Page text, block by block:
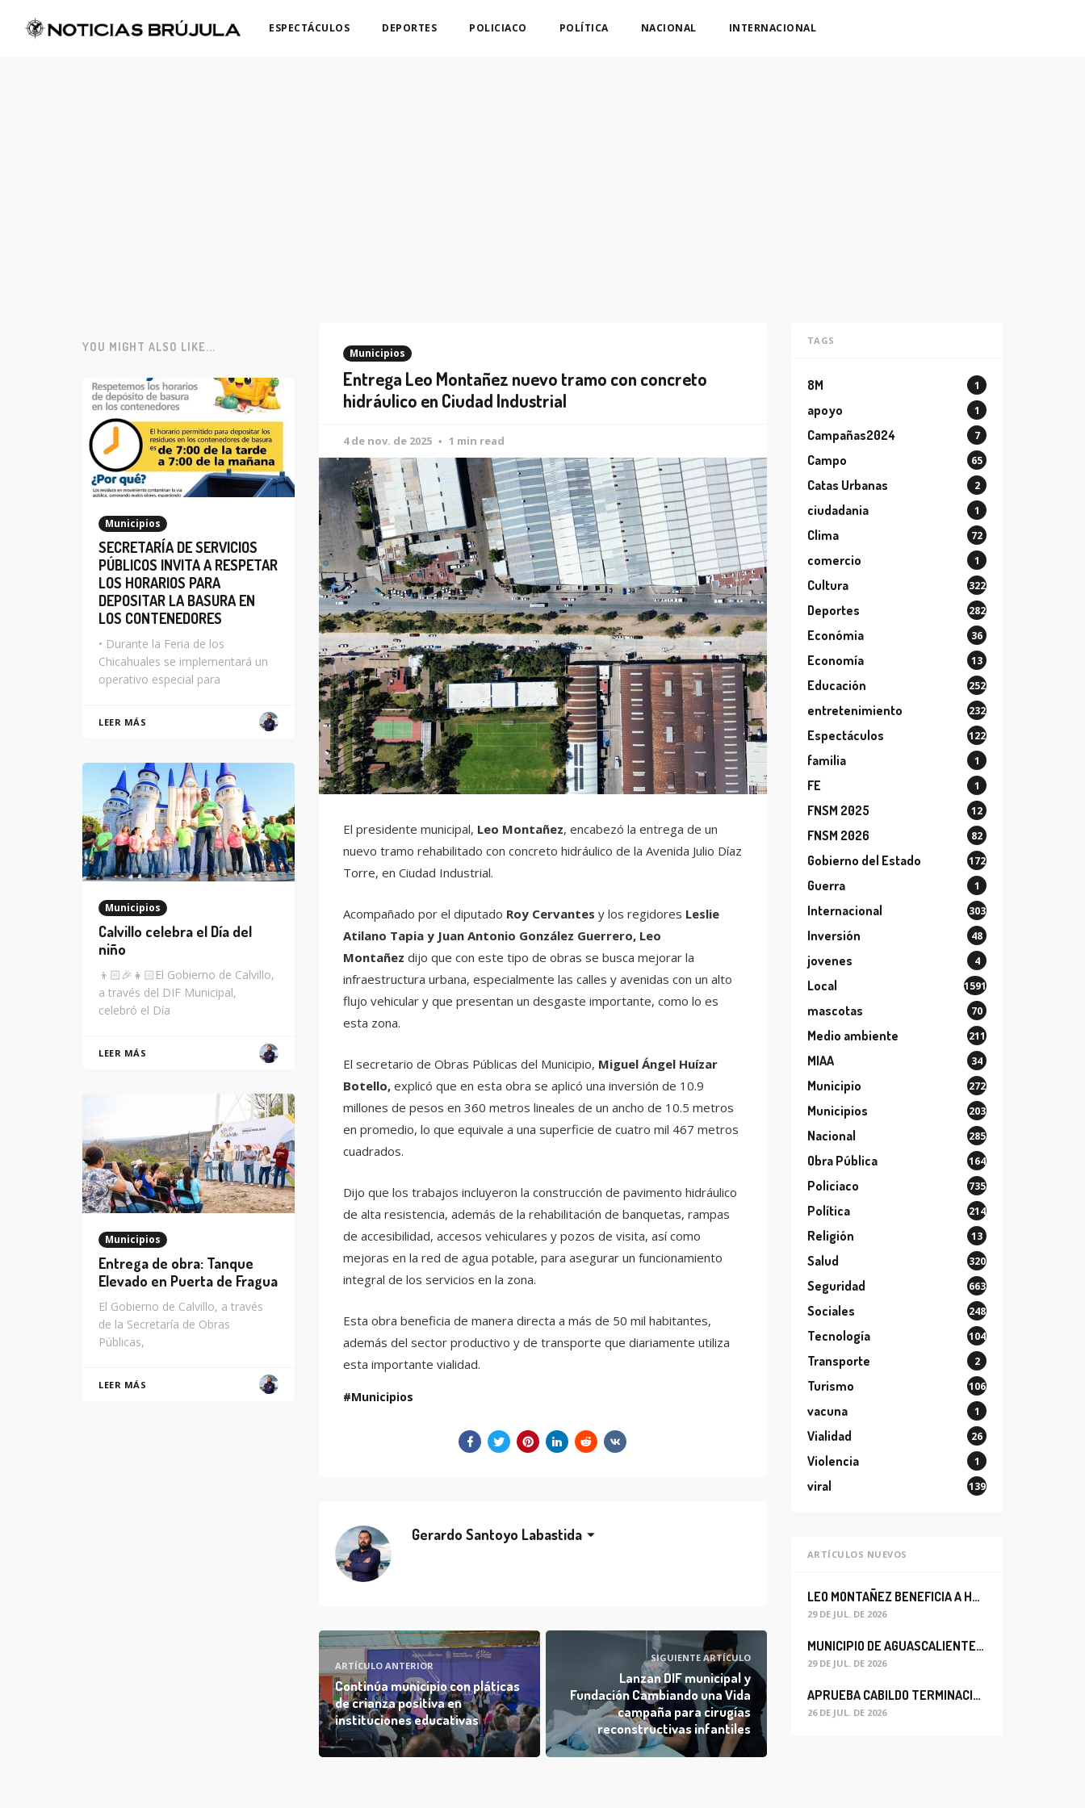
ESPECTÁCULOS DEPORTES POLICIACO POLÍTICA NACIONAL INTERNACIONAL
Municipios
Entrega Leo Montañez nuevo tramo con concreto
hidráulico en Ciudad Industrial
4 de nov. de 2025 1 min read
El presidente municipal, Leo Montañez, encabezó la entrega de un
nuevo tramo rehabilitado con concreto hidráulico de la Avenida Julio Díaz
Torre, en Ciudad Industrial.
Acompañado por el diputado Roy Cervantes y los regidores Leslie
Atilano Tapia y Juan Antonio González Guerrero, Leo
Montañez dijo que con este tipo de obras se busca mejorar la
infraestructura urbana, especialmente las calles y avenidas con un alto
flujo vehicular y que presentan un desgaste importante, como lo es
esta zona.
El secretario de Obras Públicas del Municipio, Miguel Ángel Huízar
Botello,explicó que en esta obra se aplicó una inversión de 10.9
millones de pesos en 360 metros lineales de un ancho de 10.5 metros
en promedio, lo que equivale a una superficie de cuatro mil 467 metros
cuadrados.
Dijo que los trabajos incluyeron la construcción de pavimento hidráulico
de alta resistencia, además de la rehabilitación de banquetas, rampas
de accesibilidad, accesos vehiculares y pozos de visita, así como
mejoras en la red de agua potable, para asegurar un funcionamiento
integral de los servicios en la zona.
Esta obra beneficia de manera directa a más de 50 mil habitantes,
además del sector productivo y de transporte que diariamente utiliza
esta importante vialidad.
Municipios
Gerardo Santoyo Labastida
ARTÍCULO ANTERIOR
Continúa municipio con pláticas
de crianza positiva en
instituciones educativas
SIGUIENTE ARTÍCULO
Lanzan DIF municipal y
Fundación Cambiando una Vida
campaña para cirugías
reconstructivas infantiles
YOU MIGHT ALSO LIKE...
Municipios
SECRETARÍA DE SERVICIOS
PÚBLICOS INVITA A RESPETAR
LOS HORARIOS PARA
DEPOSITAR LA BASURA EN
LOS CONTENEDORES
• Durante la Feria de los
Chicahuales se implementará un
operativo especial para
LEER MÁS
Municipios
Calvillo celebra el Día del
niño
👦🏻🎉👧🏻El Gobierno de Calvillo,
a través del DIF Municipal,
celebró el Día
LEER MÁS
Municipios
Entrega de obra: Tanque
Elevado en Puerta de Fragua
El Gobierno de Calvillo, a través
de la Secretaría de Obras
Públicas,
LEER MÁS
TAGS
8M 1
apoyo 1
Campañas2024 7
Campo 65
Catas Urbanas 2
ciudadania 1
Clima 72
comercio 1
Cultura 322
Deportes 282
Económia 36
Economía 13
Educación 252
entretenimiento 232
Espectáculos 122
familia 1
FE 1
FNSM 2025 12
FNSM 2026 82
Gobierno del Estado 172
Guerra 1
Internacional 303
Inversión 48
jovenes 4
Local 1591
mascotas 70
Medio ambiente 211
MIAA 34
Municipio 272
Municipios 203
Nacional 285
Obra Pública 164
Policiaco 735
Política 214
Religión 13
Salud 320
Seguridad 663
Sociales 248
Tecnología 104
Transporte 2
Turismo 106
vacuna 1
Vialidad 26
Violencia 1
viral 139
ARTÍCULOS NUEVOS
LEO MONTAÑEZ BENEFICIA A HABITANTES DEL BARRIO DE LA SALUD CON MEJORA DEL ALCANTARILLADO SANITARIO
29 DE JUL. DE 2026
MUNICIPIO DE AGUASCALIENTES REABRE CIRCULACIÓN VEHICULAR EN LA CALLE JOSEFA ORTIZ DE DOMÍNGUEZ
29 DE JUL. DE 2026
APRUEBA CABILDO TERMINACIÓN ANTICIPADA DEL CONTRATO PARA EL PROYECTO DE MODERNIZACIÓN DEL SISTEMA DE ALUMBRADO
26 DE JUL. DE 2026